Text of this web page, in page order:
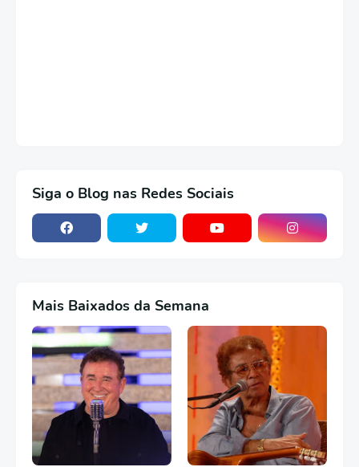
Siga o Blog nas Redes Sociais
Mais Baixados da Semana